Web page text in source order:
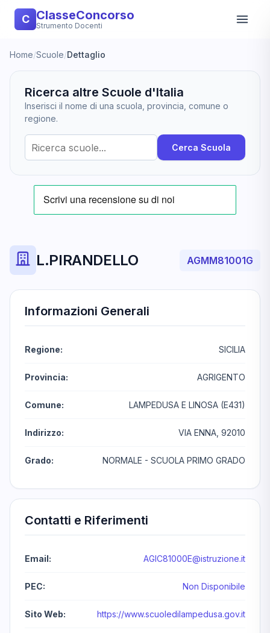
C ClasseConcorso
Strumento Docenti
Home/Scuole/Dettaglio
Ricerca altre Scuole d'Italia
Inserisci il nome di una scuola, provincia, comune o
regione.
Cerca Scuola
L.PIRANDELLO AGMM81001G
Informazioni Generali
Regione: SICILIA
Provincia: AGRIGENTO
Comune: LAMPEDUSA E LINOSA (E431)
Indirizzo: VIA ENNA, 92010
Grado: NORMALE - SCUOLA PRIMO GRADO
Contatti e Riferimenti
Email: AGIC81000E@istruzione.it
PEC: Non Disponibile
Sito Web: https://www.scuoledilampedusa.gov.it